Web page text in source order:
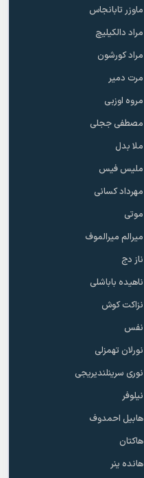
ماوزر تابانجاس
مراد دالکیلیچ
مراد کورشون
مرت دمیر
مروه اوزبی
مصطفی ججلی
ملا بدل
ملیس فیس
مهرداد کسانی
موتی
میرالم میرالموف
ناز دج
ناهیده باباشلی
نزاکت کوش
نفس
نورلان تهمزلی
نوری سرینلندیریجی
نیلوفر
هابیل احمدوف
هاکتان
هانده ینر